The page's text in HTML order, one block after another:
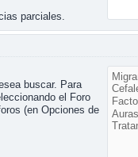
parciales.
buscar. Para
el Foro
(en Opciones de